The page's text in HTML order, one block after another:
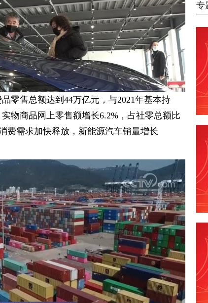
零售总额达到44万亿元，与2021年基本持
物商品网上零售额增长6.2%，占社零总额比
费需求加快释放，新能源汽车销量增长
专